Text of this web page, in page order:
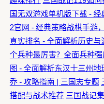
国无双游戏单机版下载 -
2官网 - 经典策略战棋手游
真实排名 - 全面解析历史与
个兵种最厉害？全面兵种
图 - 全面解析东汉十三州地
乔 - 攻略指南 | 三国志专题
搭配与战术推荐 三国战记